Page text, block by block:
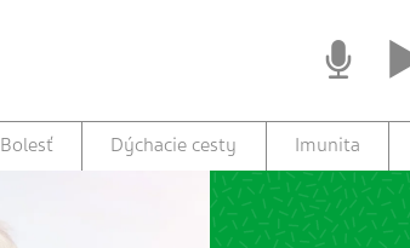
Bolesť Dýchacie cesty Imunita